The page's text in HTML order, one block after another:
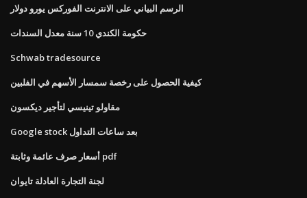
الرسم البياني على الانترنت الفوركس يورو دولار
حكومة الكندي 10 سنة معدل السندات
Schwab tradesource
كيفية الحصول على رخصة سمسار الأسهم في الفلبين
مقاولو تينيسي لتأجير ديكسون
Google stock بعد ساعات التداول
أسعار صرف عائمة وثابتة pdf
لجنة التجارة العادلة تايوان